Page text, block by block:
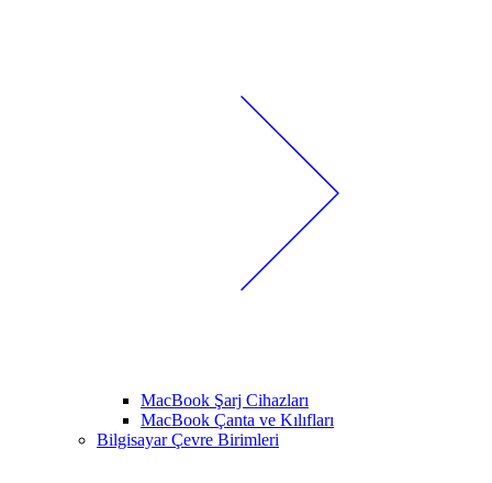
MacBook Şarj Cihazları
MacBook Çanta ve Kılıfları
Bilgisayar Çevre Birimleri